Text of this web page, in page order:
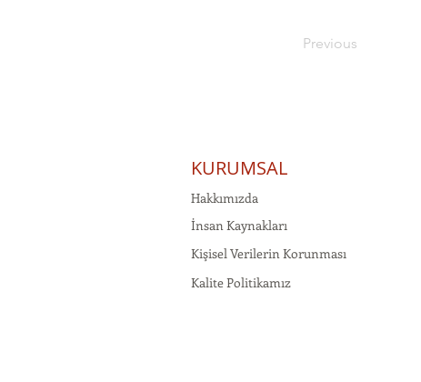
Previous
KURUMSAL
Hakkımızda
İnsan Kaynakları
Kişisel Verilerin Korunması
Kalite Politikamız